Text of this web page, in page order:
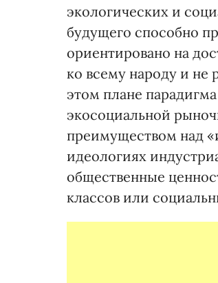
экологических и
будущего способно
ориентировано на
ко всему народу и не
этом плане
экосоциальной
преимуществом над
идеологиях
общественные
классов или